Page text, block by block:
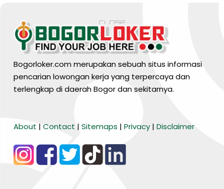
Bogorloker.com merupakan sebuah situs informasi
pencarian lowongan kerja yang terpercaya dan
terlengkap di daerah Bogor dan sekitarnya.
About | Contact | Sitemaps | Privacy | Disclaimer